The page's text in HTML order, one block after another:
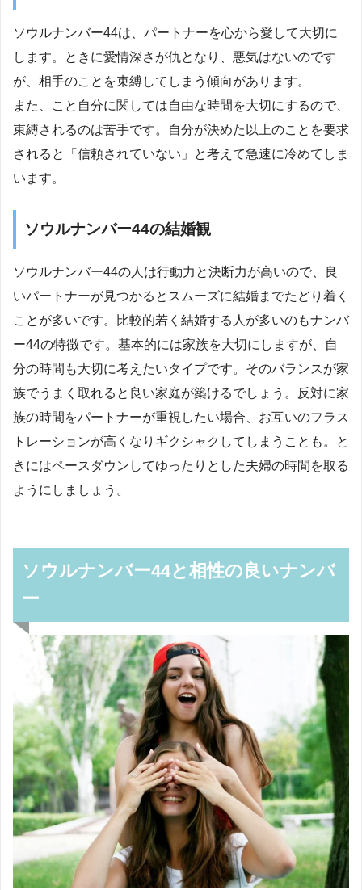
ソウルナンバー44は、パートナーを心から愛して大切に
します。ときに愛情深さが仇となり、悪気はないのです
が、相手のことを束縛してしまう傾向があります。
また、こと自分に関しては自由な時間を大切にするので、
束縛されるのは苦手です。自分が決めた以上のことを要求
されると「信頼されていない」と考えて急速に冷めてしま
います。
ソウルナンバー44の結婚観
ソウルナンバー44の人は行動力と決断力が高いので、良
いパートナーが見つかるとスムーズに結婚までたどり着く
ことが多いです。比較的若く結婚する人が多いのもナンバ
ー44の特徴です。基本的には家族を大切にしますが、自
分の時間も大切に考えたいタイプです。そのバランスが家
族でうまく取れると良い家庭が築けるでしょう。反対に家
族の時間をパートナーが重視したい場合、お互いのフラス
トレーションが高くなりギクシャクしてしまうことも。と
きにはペースダウンしてゆったりとした夫婦の時間を取る
ようにしましょう。
ソウルナンバー44と相性の良いナンバ
ー